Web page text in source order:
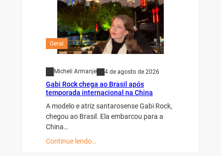
Geral
Micheli Armanje 4 de agosto de 2026
Gabi Rock chega ao Brasil após
temporada internacional na China
A modelo e atriz santarosense Gabi Rock,
chegou ao Brasil. Ela embarcou para a
China…
Continue lendo…